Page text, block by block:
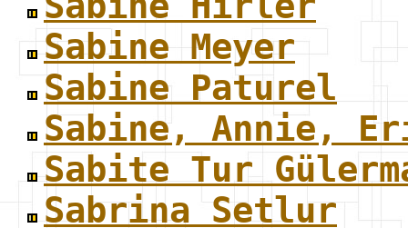
Sabine Meyer
Sabine Paturel
Sabine, Annie,
Sabite Tur
Sabrina Setlur